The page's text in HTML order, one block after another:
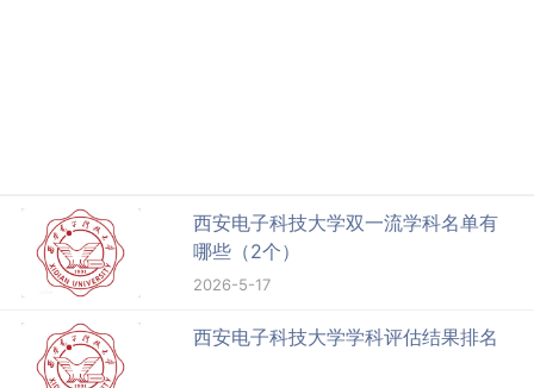
西安电子科技大学双一流学科名单有
哪些（2个）
2026-5-17
西安电子科技大学学科评估结果排名